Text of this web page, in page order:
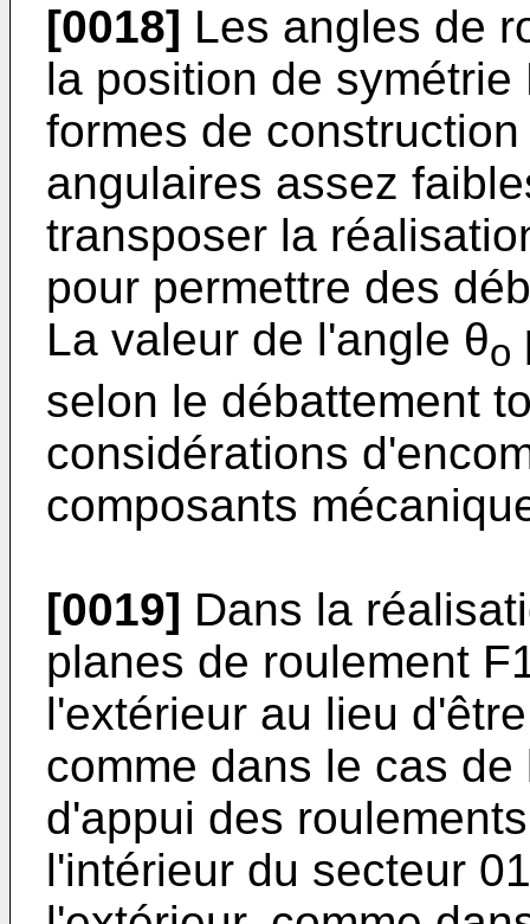
[0018] Les angles de
la position de
formes de
angulaires assez
transposer la
pour permettre des
La valeur de l'angle θo
selon le débattement
considérations
composants
[0019] Dans la
planes de roulement
l'extérieur au lieu
comme dans le cas
d'appui des
l'intérieur du secteur